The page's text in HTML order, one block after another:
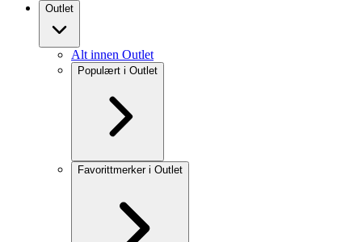
Outlet
Alt innen Outlet
Populært i Outlet
Favorittmerker i Outlet